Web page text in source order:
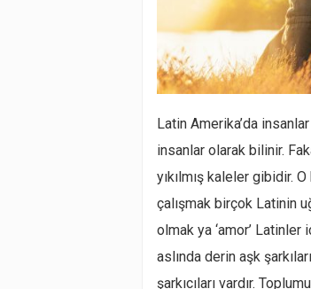
Latin Amerika’da
insanlar olarak bilinir.
yıkılmış kaleler gibidir.
çalışmak birçok Latinin
olmak ya ‘amor’
aslında derin aşk
şarkıcıları vardır.